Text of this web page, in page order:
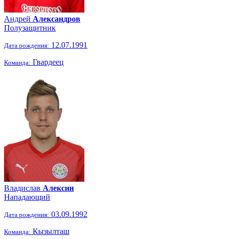
Андрей Александров
Полузащитник
Дата рождения: 12.07.1991
Команда: Гвардеец
Владислав Алексин
Нападающий
Дата рождения: 03.09.1992
Команда: Кызылташ